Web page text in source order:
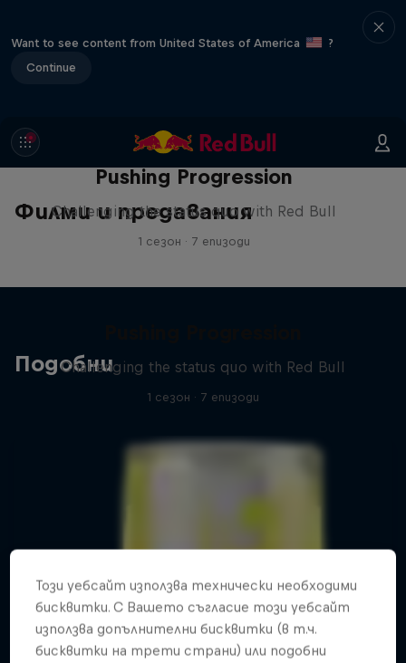
Want to see content from United States of America
?
Continue
Филми и предавания
Pushing Progression
Challenging the status quo with Red Bull
1 сезон · 7 епизоди
Подобни
Challenging the status quo with Red Bull
1 сезон · 7 епизоди
Този уебсайт използва технически необходими
бисквитки. С Вашето съгласие този уебсайт
използва допълнителни бисквитки (в т.ч.
бисквитки на трети страни) или подобни